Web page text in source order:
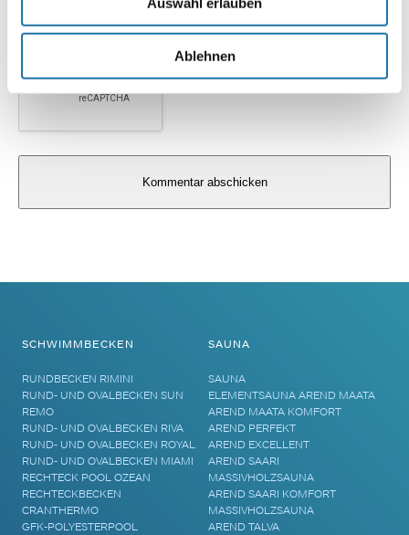
Ablehnen
SCHWIMMBECKEN
RUNDBECKEN RIMINI
RUND- UND OVALBECKEN SUN
REMO
RUND- UND OVALBECKEN RIVA
RUND- UND OVALBECKEN ROYAL
RUND- UND OVALBECKEN MIAMI
RECHTECK POOL OZEAN
RECHTECKBECKEN
CRANTHERMO
GFK-POLYESTERPOOL
SAUNA
SAUNA
ELEMENTSAUNA AREND MAATA
AREND MAATA KOMFORT
AREND PERFEKT
AREND EXCELLENT
AREND SAARI
MASSIVHOLZSAUNA
AREND SAARI KOMFORT
MASSIVHOLZSAUNA
AREND TALVA